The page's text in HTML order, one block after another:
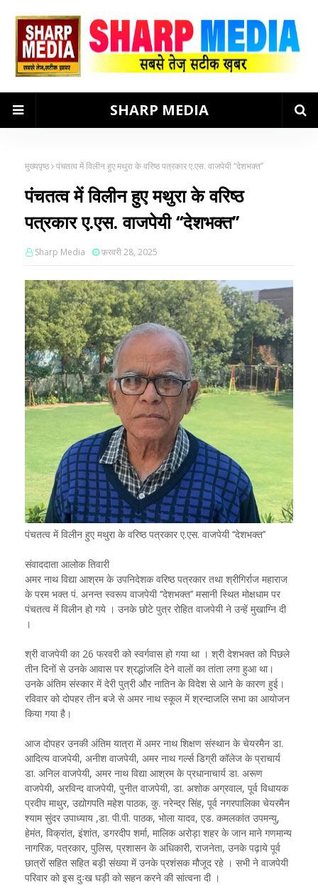
SHARP MEDIA
मुख्यपृष्ठ पंचतत्व में विलीन हुए मथुरा के वरिष्ठ पत्रकार ए.एस. वाजपेयी ‘‘देशभक्त’’
पंचतत्व में विलीन हुए मथुरा के वरिष्ठ
पत्रकार ए.एस. वाजपेयी ‘‘देशभक्त’’
Sharp Media फ़रवरी 28, 2025
पंचतत्व में विलीन हुए मथुरा के वरिष्ठ पत्रकार ए.एस. वाजपेयी ‘‘देशभक्त’’
संवाददाता आलोक तिवारी
अमर नाथ विद्या आश्रम के उपनिदेशक वरिष्ठ पत्रकार तथा श्रीगिर्राज महाराज
के परम भक्त पं. अनन्त स्वरूप वाजपेयी ‘‘देशभक्त’’ मसानी स्थित मोक्षधाम पर
पंचतत्व में विलीन हो गये । उनके छोटे पुत्र रोहित वाजपेयी ने उन्हें मुखाग्नि दी
।
श्री वाजपेयी का 26 फरवरी को स्वर्गवास हो गया था । श्री देशभक्त को पिछले
तीन दिनों से उनके आवास पर श्रद्धांजलि देने वालों का तांता लगा हुआ था।
उनके अंतिम संस्कार में देरी पुत्री और नातिन के विदेश से आने के कारण हुई।
रविवार को दोपहर तीन बजे से अमर नाथ स्कूल में श्रन्दाजलि सभा का आयोजन
किया गया है।
आज दोपहर उनकी अंतिम यात्रा में अमर नाथ शिक्षण संस्थान के चेयरमैन डा.
आदित्य वाजपेयी, अनीश वाजपेयी, अमर नाथ गर्ल्स डिग्री कॉलेज के प्राचार्य
डा. अनिल वाजपेयी, अमर नाथ विद्या आश्रम के प्रधानाचार्य डा. अरूण
वाजपेयी, अरविन्द वाजपेयी, पुनीत वाजपेयी, डा. अशोक अग्रवाल, पूर्व विधायक
प्रदीप माथुर, उद्योगपति महेश पाठक, कु. नरेन्द्र सिंह, पूर्व नगरपालिका चेयरमैन
श्याम सुंदर उपाध्याय ,डा. पी.पी. पाठक, भोला यादव, एड. कमलकांत उपमन्यु,
हेमंत, विक्रांत, इंशांत, डगरदीप शर्मा, मालिक अरोड़ा शहर के जान माने गणमान्य
नागरिक, पत्रकार, पुलिस, प्रशासन के अधिकारी, राजनेता, उनके पढ़ाये पूर्व
छात्रों सहित सहित बड़ी संख्या में उनके प्रशंसक मौजूद रहे । सभी ने वाजपेयी
परिवार को इस दुःख घड़ी को सहन करने की सांत्वना दी ।